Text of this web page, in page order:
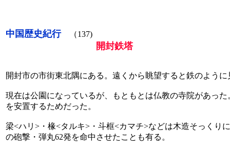
中国歴史紀行（137)
開封鉄塔
開封市の市街東北隅にある。遠くから眺望すると鉄のよう
現在は公園になっているが、もともとは仏教の寺院があっ
を安置するためだった。
梁<ハリ>・椽<タルキ>・斗框<カマチ>などは木造そっくり
の砲撃・弾丸62発を命中させたことも有る。